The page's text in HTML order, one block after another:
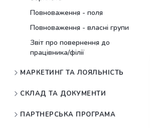
Повноваження - поля
Повноваження - власні групи
Звіт про повернення до
працівника/філії
МАРКЕТИНГ ТА ЛОЯЛЬНІСТЬ
СКЛАД ТА ДОКУМЕНТИ
ПАРТНЕРСЬКА ПРОГРАМА